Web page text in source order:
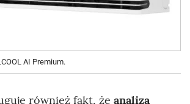
AI Premium.
również fakt, że analiza